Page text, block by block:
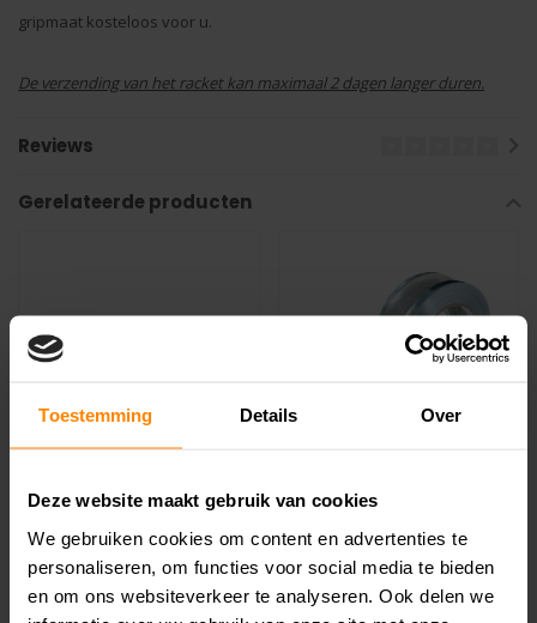
Toestemming Details Over
Deze website maakt gebruik van cookies
We gebruiken cookies om content en advertenties te
personaliseren, om functies voor social media te bieden
en om ons websiteverkeer te analyseren. Ook delen we
gripmaat kosteloos voor u.
De verzending van het racket kan maximaal 2 dagen langer duren.
Reviews
Gerelateerde producten
TK82S
€7,50
Head gripschaal om de
gripmaat van je Head
1m (100cm)
€6,99
Unique Loodtape loodtape
voor het verzwaren van het